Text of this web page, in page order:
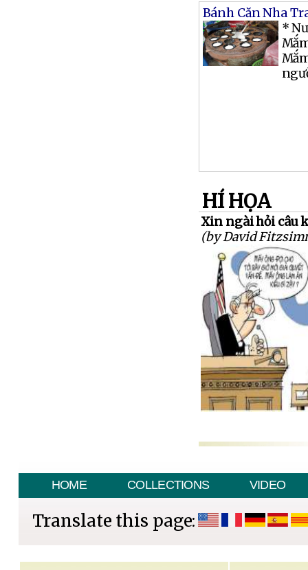
Bánh Căn Nha
*
HÍ HỌA
Xin ngài hỏi câu
(by David
HOME COLLECTIONS VIDEO
Translate this page: